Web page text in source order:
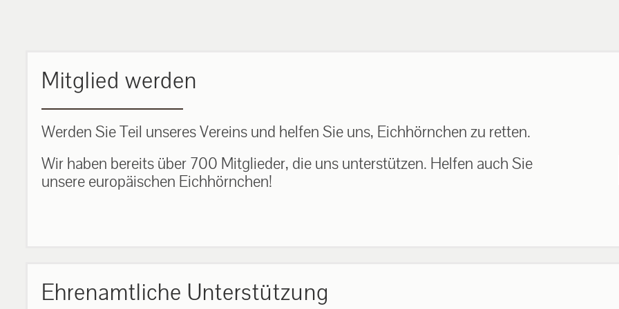
Mitglied werden
Werden Sie Teil unseres Vereins und helfen Sie uns, Eichhörnchen zu retten.
Wir haben bereits über 700 Mitglieder, die uns unterstützen. Helfen auch Sie
unsere europäischen Eichhörnchen!
Ehrenamtliche Unterstützung